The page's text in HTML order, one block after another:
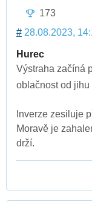
173
# 28.08.2023,
Hurec
Výstraha začíná
oblačnost od jihu
Inverze zesiluje
Moravě je
drží.